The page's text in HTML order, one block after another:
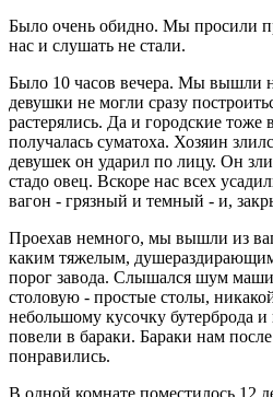
Было очень обидно. Мы просили
нас и слушать не стали.
Было 10 часов вечера. Мы вышли
девушки не могли сразу
растерялись. Да и городские тоже
получалась суматоха. Хозяин
девушек он ударил по лицу. Он
стадо овец. Вскоре нас всех
вагон - грязный и темный - и,
Проехав немного, мы вышли из
каким тяжелым,
порог завода. Слышался шум
столовую - простые столы,
небольшому кусочку бутерброда
повели в бараки. Бараки нам
понравились.
В одной комнате поместилось 12